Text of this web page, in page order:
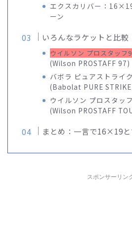
エクスカリバー：
ーン
いろんなラケットと比較
ウイルソン プロスタッフ
(Wilson PROSTAFF 97)
バボラ ピュアストラ
(Babolat PURE
ウイルソン プロスタッ
(Wilson PROSTAFF
まとめ：一言で16×19と
スポンサーリン